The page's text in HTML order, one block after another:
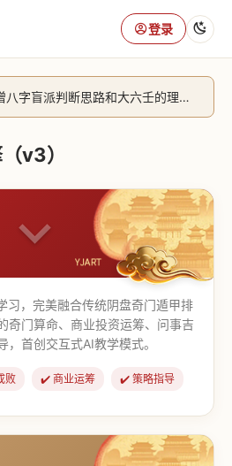
登录
即将新增八字盲派判断思路和大六壬的理气+取像判断思路。[内侧中，捐赠会员可用]2026/6/30
网站升级完成，升级全模块的算法，限时开放用户注册。2026/6/27
v3）
习，完美融合传统阴盘奇门遁甲排
奇门算命、商业投资运筹、问事吉
，首创交互式AI教学模式。
败 ✔️ 商业运筹 ✔️ 策略指导
【传统奇门】